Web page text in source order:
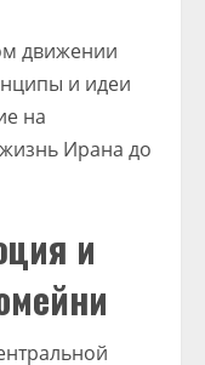
движении
и идеи
на
Ирана до
и